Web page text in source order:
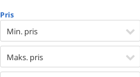
Pris
Min. pris
Maks. pris